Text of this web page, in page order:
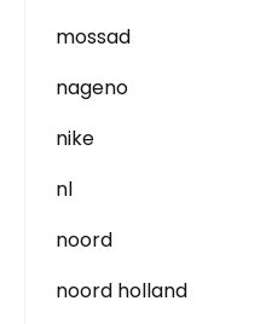
mossad
nageno
nike
nl
noord
noord holland